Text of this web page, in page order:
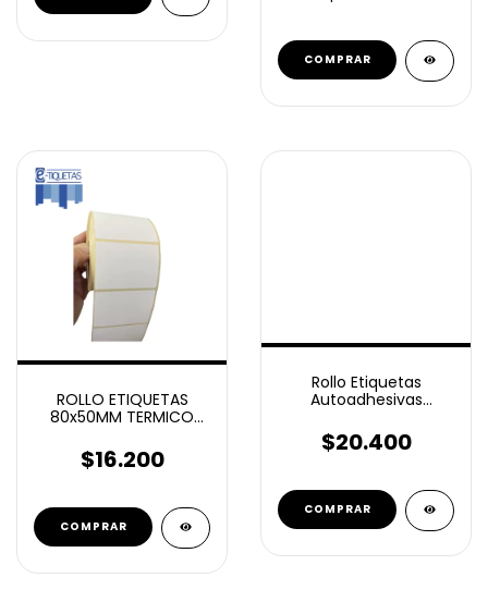
ROLLO ETIQUETAS
80x50MM TERMICO
1000U FRIO
$16.200
Rollo Etiquetas
Autoadhesivas
Mm 500u
$20.400